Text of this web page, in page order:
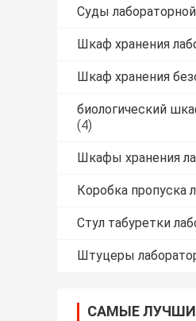
Суды
Шкаф хранения
Шкаф хранения
биологический
(4)
Шкафы хранения
Коробка пропуска
Стул табуретки
Штуцеры
САМЫЕ